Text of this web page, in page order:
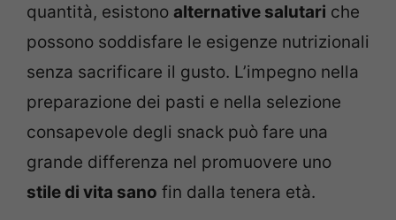
quantità, esistono alternative salutari che
possono soddisfare le esigenze nutrizionali
senza sacrificare il gusto. L’impegno nella
preparazione dei pasti e nella selezione
consapevole degli snack può fare una
grande differenza nel promuovere uno
stile di vita sano fin dalla tenera età.